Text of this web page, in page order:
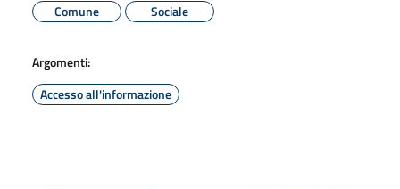
Comune
Sociale
Argomenti:
Accesso all'informazione